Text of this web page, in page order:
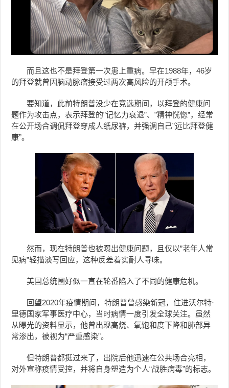
而且这也不是拜登第一次患上重病。早在1988年，46岁
的拜登就曾因脑动脉瘤接受过两次高风险的开颅手术。
要知道，此前特朗普没少在竞选期间，以拜登的健康问
题作为攻击点，表示拜登的”记忆力衰退”、”精神恍惚”，经常
在公开场合调侃拜登穿成人纸尿裤，并强调自己”远比拜登健
康”。
然而，现在特朗普也被曝出健康问题，且仅以”老年人常
见病”轻描淡写回应，这种反差着实耐人寻味。
美国总统圈好似一直在轮番陷入了不同的健康危机。
回望2020年疫情期间，特朗普曾感染新冠，住进沃尔特·
里德国家军事医疗中心，当时病情一度引发全球关注。虽然
从曝光的资料显示，他曾出现高烧、氧饱和度下降和肺部异
常渗出，被视为“严重感染”。
但特朗普都挺过来了，出院后他迅速在公共场合亮相，
对外宣称疫情受控，并将自身塑造为个人“战胜病毒”的标志。